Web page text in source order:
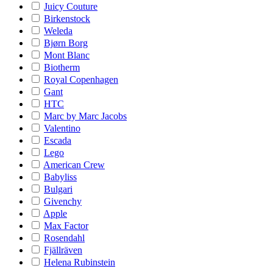
Juicy Couture
Birkenstock
Weleda
Bjørn Borg
Mont Blanc
Biotherm
Royal Copenhagen
Gant
HTC
Marc by Marc Jacobs
Valentino
Escada
Lego
American Crew
Babyliss
Bulgari
Givenchy
Apple
Max Factor
Rosendahl
Fjällräven
Helena Rubinstein